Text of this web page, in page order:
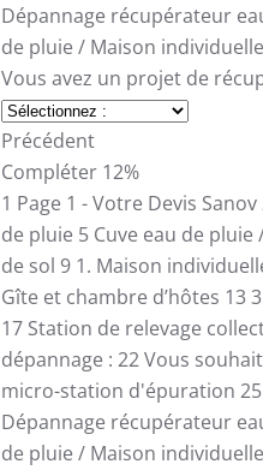
Dépannage récupérateur
de pluie / Maison individuelle
Vous avez un projet de
Précédent
Compléter 12%
1 Page 1 - Votre Devis Sanov
de pluie 5 Cuve eau de
de sol 9 1. Maison
Gîte et chambre d’hôtes 13
17 Station de relevage
dépannage : 22Vous
micro-station d'épuration 25
Dépannage récupérateur
de pluie / Maison individuelle